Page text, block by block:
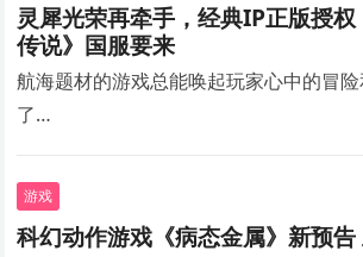
灵犀光荣再牵手，经典IP正版授权
传说》国服要来
航海题材的游戏总能唤起玩家心中的冒
了…
游戏
科幻动作游戏《病态金属》新预